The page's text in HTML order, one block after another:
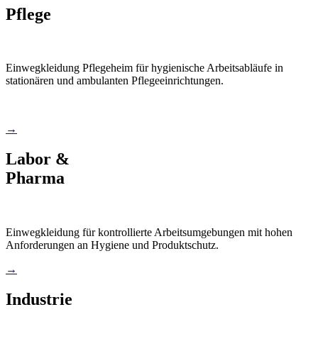
Pflege
Einwegkleidung Pflegeheim für hygienische Arbeitsabläufe in
stationären und ambulanten Pflegeeinrichtungen.
→
Labor &
Pharma
Einwegkleidung für kontrollierte Arbeitsumgebungen mit hohen
Anforderungen an Hygiene und Produktschutz.
→
Industrie